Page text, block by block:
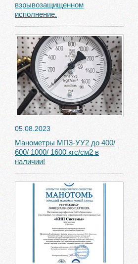
взрывозащищенном
исполнение.
05.08.2023
Манометры МП3-УУ2 до 400/
600/ 1000/ 1600 кгс/см2 в
наличии!